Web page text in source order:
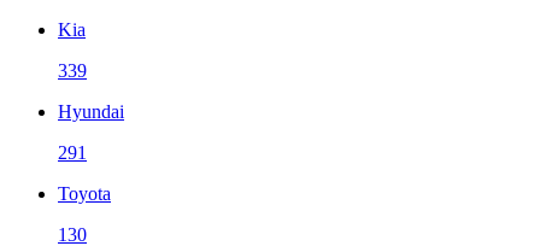
Kia
339
Hyundai
291
Toyota
130